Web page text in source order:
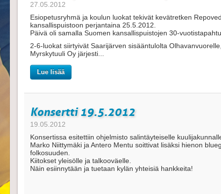
27.05.2012
Esiopetusryhmä ja koulun luokat tekivät kevätretken
kansallispuistoon perjantaina 25.5.2012.
Päivä oli samalla Suomen kansallispuistojen 30-
2-6-luokat siirtyivät Saarijärven sisääntulolta
Myrskytuuli Oy järjesti...
Lue lisää
Konsertti 19.5.2012
19.05.2012
Konsertissa esitettiin ohjelmisto salintäyteiselle
Marko Niittymäki ja Antero Mentu soittivat lisäksi hienon
folkosuuden.
Kiitokset yleisölle ja talkooväelle.
Näin esiinnytään ja tuetaan kylän yhteisiä hankkeita!